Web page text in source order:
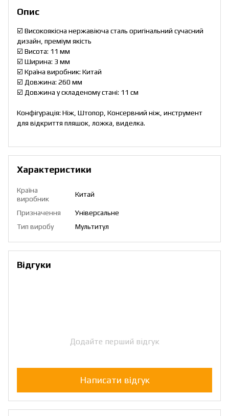
Опис
☑️ Високоякісна нержавіюча сталь оригінальний сучасний
дизайн, преміум якість
☑️ Висота: 11 мм
☑️ Ширина: 3 мм
☑️ Країна виробник: Китай
☑️ Довжина: 260 мм
☑️ Довжина у складеному стані: 11 см
Конфігурація: Ніж, Штопор, Консервний ніж, инструмент
для відкриття пляшок, ложка, виделка.
Характеристики
Країна
виробник
Китай
Призначення
Універсальне
Тип виробу
Мультитул
Відгуки
Додайте перший відгук
Написати відгук